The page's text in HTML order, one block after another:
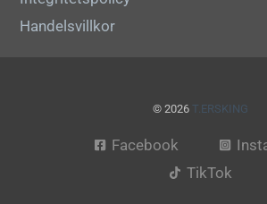
Handelsvillkor
© 2026 T.ERSKING
Facebook
TikTok